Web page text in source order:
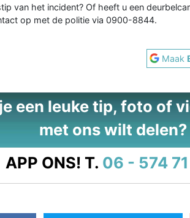
van het incident? Of heeft u een
op met de politie via 0900-8844.
Maak
een leuke tip, foto of
met ons wilt delen?
APP ONS! T. 06 - 574